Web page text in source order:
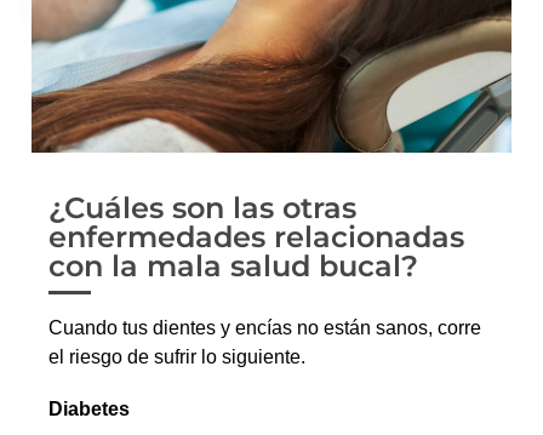
¿Cuáles son las otras
enfermedades relacionadas
con la mala salud bucal?
Cuando tus dientes y encías no están sanos, corre
el riesgo de sufrir lo siguiente.
Diabetes